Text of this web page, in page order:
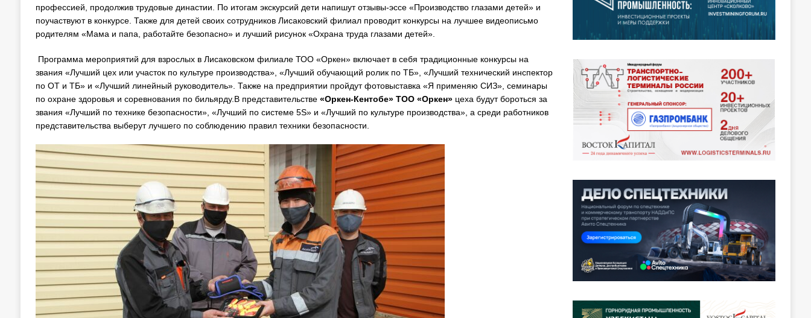
профессией, продолжив трудовые династии. По итогам экскурсий дети напишут отзывы-эссе «Производство глазами детей» и
поучаствуют в конкурсе. Также для детей своих сотрудников Лисаковский филиал проводит конкурсы на лучшее видеописьмо
родителям «Мама и папа, работайте безопасно» и лучший рисунок «Охрана труда глазами детей».
Программа мероприятий для взрослых в Лисаковском филиале ТОО «Оркен» включает в себя традиционные конкурсы на
звания «Лучший цех или участок по культуре производства», «Лучший обучающий ролик по ТБ», «Лучший технический инспектор
по ОТ и ТБ» и «Лучший линейный руководитель». Также на предприятии пройдут фотовыставка «Я применяю СИЗ», семинары
по охране здоровья и соревнования по бильярду.В представительстве «Оркен-Кентобе» ТОО «Оркен»цеха будут бороться за
звания «Лучший по технике безопасности», «Лучший по системе 5S» и «Лучший по культуре производства», а среди работников
представительства выберут лучшего по соблюдению правил техники безопасности.